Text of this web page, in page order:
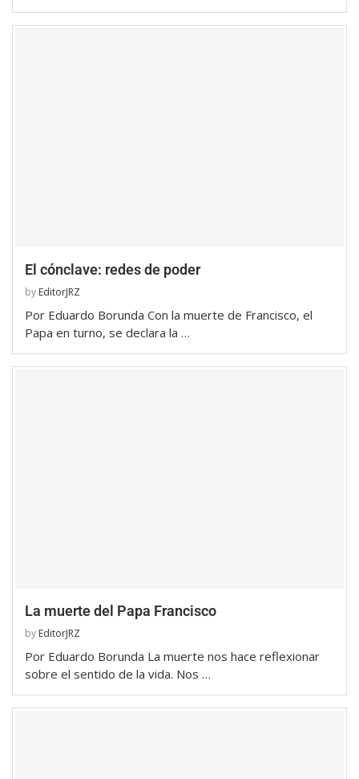
El cónclave: redes de poder
by EditorJRZ
Por Eduardo Borunda Con la muerte de Francisco, el
Papa en turno, se declara la …
La muerte del Papa Francisco
by EditorJRZ
Por Eduardo Borunda La muerte nos hace reflexionar
sobre el sentido de la vida. Nos …